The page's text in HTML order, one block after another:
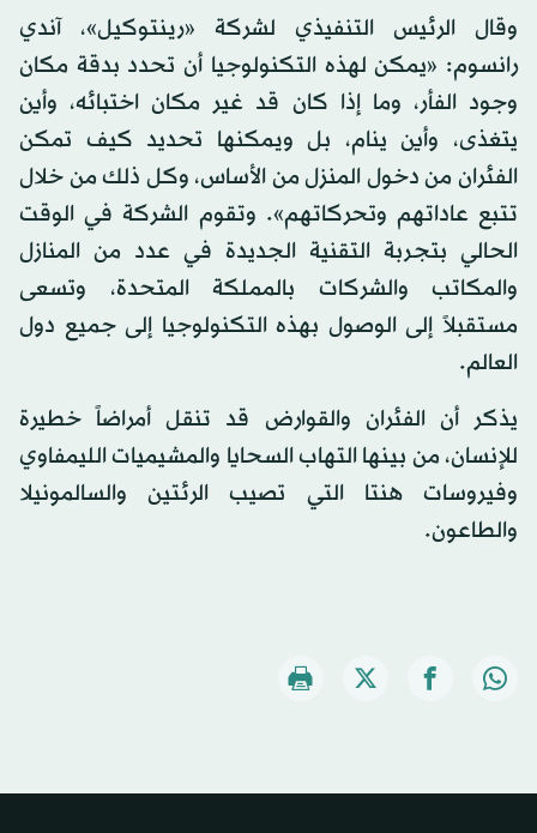
وقال الرئيس التنفيذي لشركة «رينتوكيل»، آندي
رانسوم: «يمكن لهذه التكنولوجيا أن تحدد بدقة مكان
وجود الفأر، وما إذا كان قد غير مكان اختبائه، وأين
يتغذى، وأين ينام، بل ويمكنها تحديد كيف تمكن
الفئران من دخول المنزل من الأساس، وكل ذلك من خلال
تتبع عاداتهم وتحركاتهم». وتقوم الشركة في الوقت
الحالي بتجربة التقنية الجديدة في عدد من المنازل
والمكاتب والشركات بالمملكة المتحدة، وتسعى
مستقبلاً إلى الوصول بهذه التكنولوجيا إلى جميع دول
العالم.
يذكر أن الفئران والقوارض قد تنقل أمراضاً خطيرة
للإنسان، من بينها التهاب السحايا والمشيميات الليمفاوي
وفيروسات هنتا التي تصيب الرئتين والسالمونيلا
والطاعون.